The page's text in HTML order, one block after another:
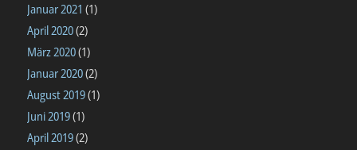
Januar 2021 (1)
April 2020(2)
März 2020(1)
Januar 2020(2)
August 2019(1)
Juni 2019(1)
April 2019(2)